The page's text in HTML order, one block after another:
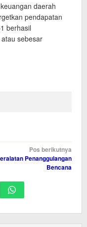
daerah
pendapatan
berhasil
sebesar
Pos berikutnya
Penanggulangan
Bencana